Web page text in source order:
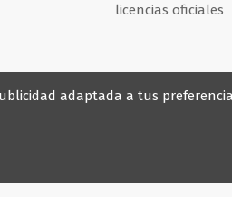
licencias oficiales
adaptada a tus